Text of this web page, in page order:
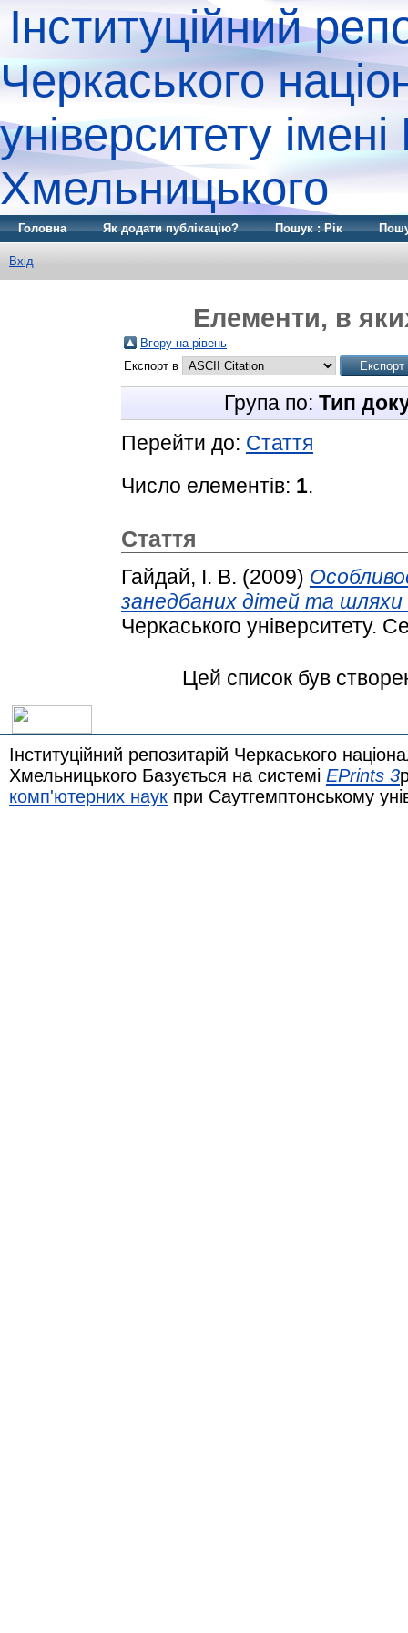
Інституційний
Черкаського
університету
Хмельницького
Головна Як додати публікацію? Пошук : Рік
Вхід
Елементи, в
Вгору на рівень
Експорт в
Група по: Тип
Перейти до: Стаття
Число елементів: 1.
Стаття
Гайдай, І. В. (2009)
занедбаних дітей та шляхи
Черкаського університету.
Цей список був
Інституційний репозитарій Черкаського
Хмельницького Базується на системі EPrints 3
комп'ютерних наук при Саутгемптонському